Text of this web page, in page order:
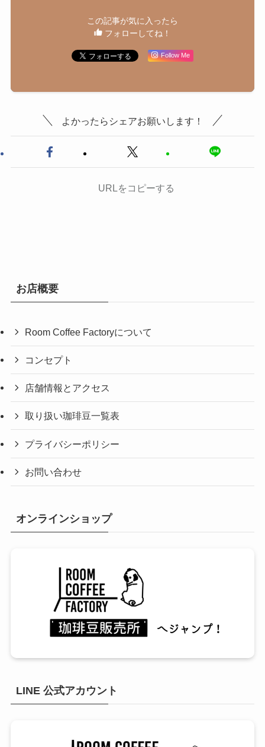
この記事が気に入ったら
フォローしてね！
Follow Me
よかったらシェアお願いします！
URLをコピーする
お店概要
Room Coffee Factoryについて
コンセプト
店舗情報とアクセス
取り扱い珈琲豆一覧表
プライバシーポリシー
お問い合わせ
オンラインショップ
LINE 公式アカウント